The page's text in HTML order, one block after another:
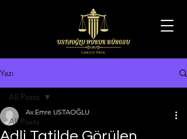
Yazı
All Posts
All Posts
Av.Emre USTAOĞLU